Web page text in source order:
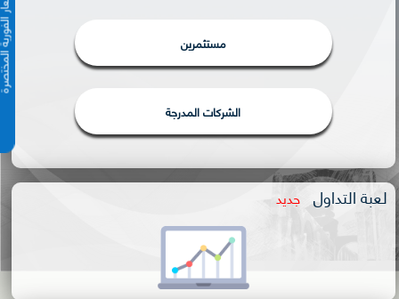
الأسعار مستثمرين
الشركات المدرجة
لعبة التداول جديد